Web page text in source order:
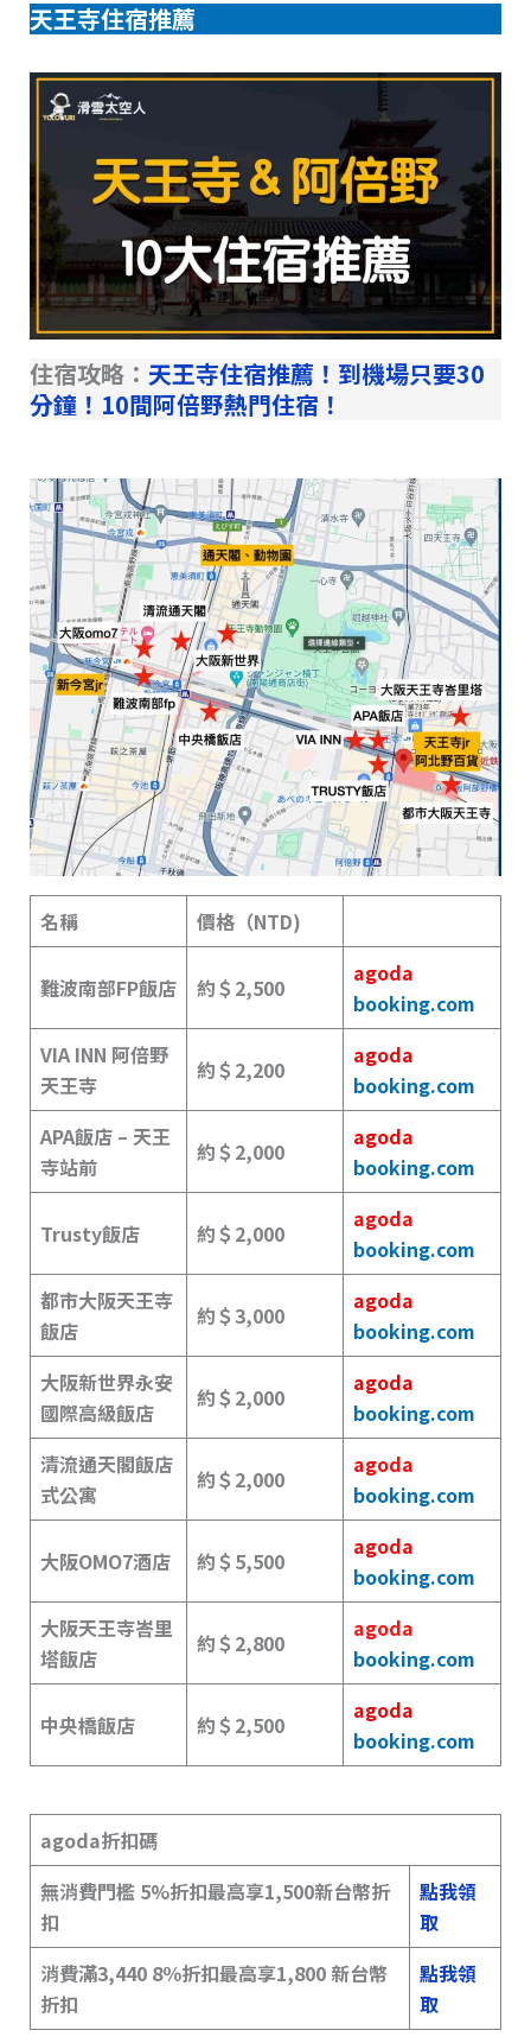
天王寺住宿推薦
住宿攻略： 天王寺住宿推薦！到機場只要30
分鐘！10間阿倍野熱門住宿！
名稱 價格（NTD)
難波南部FP飯店 約＄2,500
agoda
booking.com
VIA INN 阿倍野
天王寺
約＄2,200
agoda
booking.com
APA飯店 – 天王
寺站前
約＄2,000
agoda
booking.com
Trusty飯店 約＄2,000
agoda
booking.com
都市大阪天王寺
飯店
約＄3,000
agoda
booking.com
大阪新世界永安
國際高級飯店
約＄2,000
agoda
booking.com
清流通天閣飯店
式公寓
約＄2,000
agoda
booking.com
大阪OMO7酒店 約＄5,500
agoda
booking.com
大阪天王寺峇里
塔飯店
約＄2,800
agoda
booking.com
中央橋飯店 約＄2,500
agoda
booking.com
agoda折扣碼
無消費門檻 5%折扣最高享1,500新台幣折
扣
點我領
取
消費滿3,440 8％折扣最高享1,800 新台幣
折扣
點我領
取